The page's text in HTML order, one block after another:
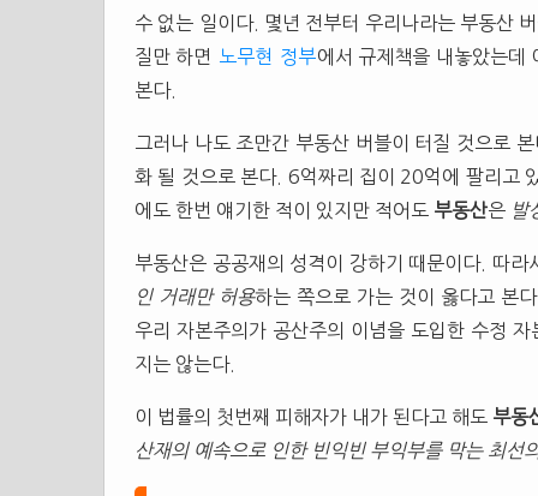
수 없는 일이다. 몇년 전부터 우리나라는 부동산
질만 하면
노무현 정부에서 규제책을 내놓았는데
본다.
그러나 나도 조만간 부동산 버블이 터질 것으로
화 될 것으로 본다. 6억짜리 집이 20억에 팔리고
에도 한번 얘기한 적이 있지만 적어도 부동산은 발
부동산은 공공재의 성격이 강하기 때문이다. 따
인 거래만 허용하는 쪽으로 가는 것이 옳다고 본
우리 자본주의가 공산주의 이념을 도입한 수정
지는 않는다.
이 법률의 첫번째 피해자가 내가 된다고 해도 부동
산재의 예속으로 인한 빈익빈 부익부를 막는 최선